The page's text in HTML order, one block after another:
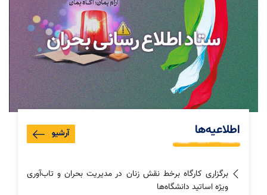
اطلاعیه‌ها آرشیو
برگزاری کارگاه برخط نقش زنان در مدیریت بحران و تاب‌آوری
ویژه اساتید دانشگاه‌ها